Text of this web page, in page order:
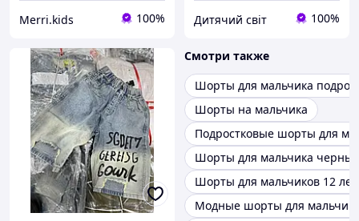
Merri.kids 100% Дитячий світ 100%
Смотри также
Шорты для мальчика
Шорты на мальчика
Подростковые шорты для
Шорты для мальчика
Шорты для мальчиков 12 лет
Модные шорты для